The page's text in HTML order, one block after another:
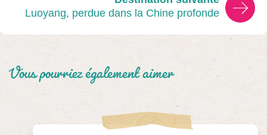
Luoyang, perdue dans la Chine profonde
Vous pourriez également aimer